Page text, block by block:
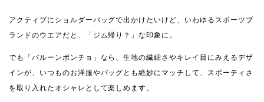
アクティブにショルダーバッグで出かけたいけど、いわゆるスポーツブ
ランドのウエアだと、「ジム帰り？」な印象に。
でも「バルーンポンチョ」なら、生地の繊細さやキレイ目にみえるデザ
インが、いつものお洋服やバッグとも絶妙にマッチして、スポーティさ
を取り入れたオシャレとして楽しめます。